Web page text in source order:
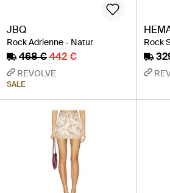
JBQ
Rock Adrienne - Natur
468 €442 €
REVOLVE
SALE
Rock